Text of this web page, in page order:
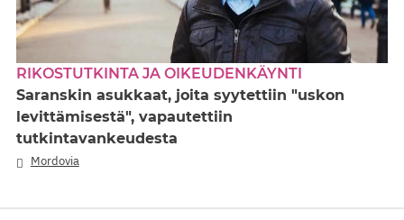
RIKOSTUTKINTA JA OIKEUDENKÄYNTI
Saranskin asukkaat, joita syytettiin "uskon
levittämisestä", vapautettiin
tutkintavankeudesta
Mordovia